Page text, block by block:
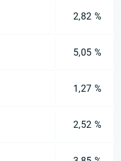
2,82 %
5,05 %
1,27 %
2,52 %